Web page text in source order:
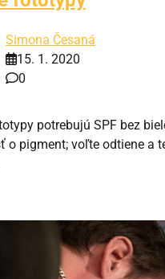
Simona Česaná
15. 1. 2020
0
potrebujú SPF bez
o pigment; voľte odtiene a